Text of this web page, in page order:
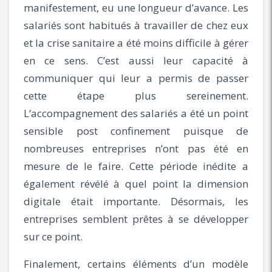
manifestement, eu une longueur d’avance. Les
salariés sont habitués à travailler de chez eux
et la crise sanitaire a été moins difficile à gérer
en ce sens. C’est aussi leur capacité à
communiquer qui leur a permis de passer
cette étape plus sereinement.
L’accompagnement des salariés a été un point
sensible post confinement puisque de
nombreuses entreprises n’ont pas été en
mesure de le faire. Cette période inédite a
également révélé à quel point la dimension
digitale était importante. Désormais, les
entreprises semblent prêtes à se développer
sur ce point.
Finalement, certains éléments d’un modèle